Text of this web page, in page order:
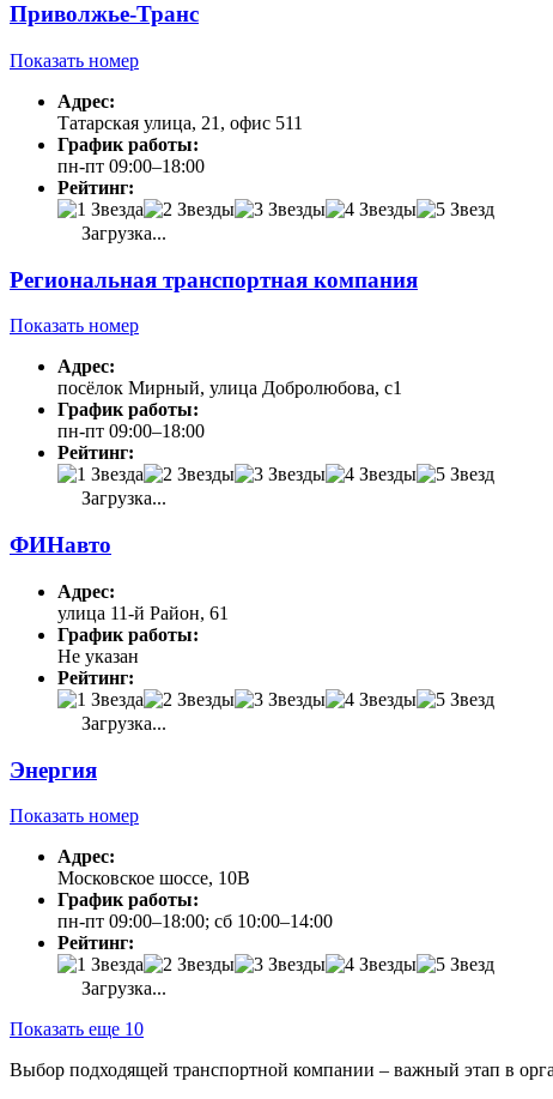
Приволжье-Транс
Показать номер
Адрес:
Татарская улица, 21, офис 511
График работы:
пн-пт 09:00–18:00
Рейтинг:
Загрузка...
Региональная транспортная компания
Показать номер
Адрес:
посёлок Мирный, улица Добролюбова, с1
График работы:
пн-пт 09:00–18:00
Рейтинг:
Загрузка...
ФИНавто
Адрес:
улица 11-й Район, 61
График работы:
Не указан
Рейтинг:
Загрузка...
Энергия
Показать номер
Адрес:
Московское шоссе, 10В
График работы:
пн-пт 09:00–18:00; сб 10:00–14:00
Рейтинг:
Загрузка...
Показать еще 10
Выбор подходящей транспортной компании – важный этап в